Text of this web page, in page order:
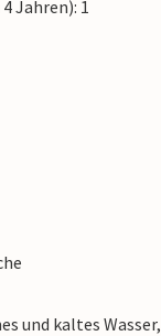
Jahren): 1
und kaltes Wasser,